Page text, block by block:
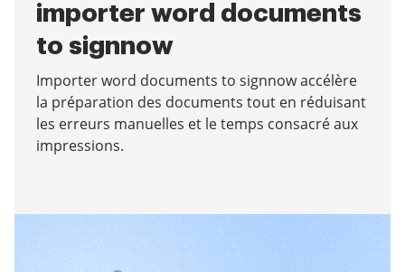
importer word documents
to signnow
Importer word documents to signnow accélère
la préparation des documents tout en réduisant
les erreurs manuelles et le temps consacré aux
impressions.